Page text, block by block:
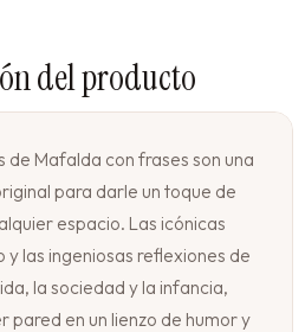
de Mafalda con frases son una
para darle un toque de
espacio. Las icónicas
y las ingeniosas reflexiones de
la sociedad y la infancia,
pared en un lienzo de humor y